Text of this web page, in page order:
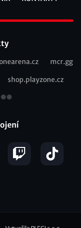
mcr.gg
shop.playzone.cz